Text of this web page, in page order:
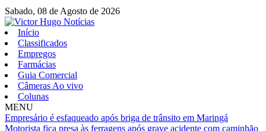
Sabado, 08 de Agosto de 2026
Início
Classificados
Empregos
Farmácias
Guia Comercial
Câmeras Ao vivo
Colunas
MENU
Empresário é esfaqueado após briga de trânsito em Maringá
Motorista fica presa às ferragens após grave acidente com caminhão